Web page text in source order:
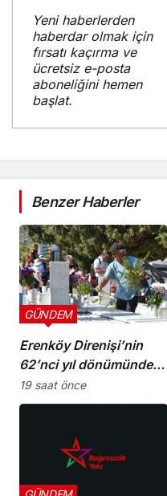
Yeni haberlerden
haberdar olmak için
fırsatı kaçırma ve
ücretsiz e-posta
aboneliğini hemen
başlat.
Benzer Haberler
Erenköy Direnişi’nin
62’nci yıl dönümünde
şehitler törenle anıldı
GÜNDEM
19 saat önce